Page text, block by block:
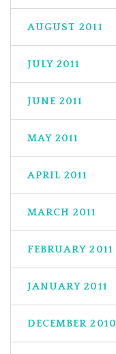
AUGUST 2011
JULY 2011
JUNE 2011
MAY 2011
APRIL 2011
MARCH 2011
FEBRUARY 2011
JANUARY 2011
DECEMBER 2010